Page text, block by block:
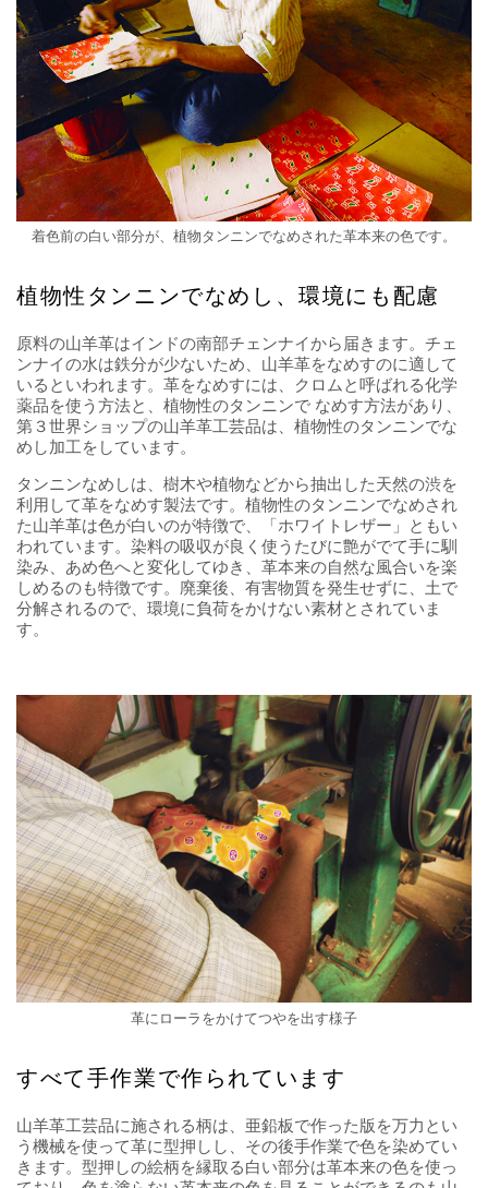
着色前の白い部分が、植物タンニンでなめされた革本来の色です。
植物性タンニンでなめし、環境にも配慮
原料の山羊革はインドの南部チェンナイから届きます。チェ
ンナイの水は鉄分が少ないため、山羊革をなめすのに適して
いるといわれます。革をなめすには、クロムと呼ばれる化学
薬品を使う方法と、植物性のタンニンで なめす方法があり、
第３世界ショップの山羊革工芸品は、植物性のタンニンでな
めし加工をしています。
タンニンなめしは、樹木や植物などから抽出した天然の渋を
利用して革をなめす製法です。植物性のタンニンでなめされ
た山羊革は色が白いのが特徴で、「ホワイトレザー」ともい
われています。染料の吸収が良く使うたびに艶がでて手に馴
染み、あめ色へと変化してゆき、革本来の自然な風合いを楽
しめるのも特徴です。廃棄後、有害物質を発生せずに、土で
分解されるので、環境に負荷をかけない素材とされていま
す。
革にローラをかけてつやを出す様子
すべて手作業で作られています
山羊革工芸品に施される柄は、亜鉛板で作った版を万力とい
う機械を使って革に型押しし、その後手作業で色を染めてい
きます。型押しの絵柄を縁取る白い部分は革本来の色を使っ